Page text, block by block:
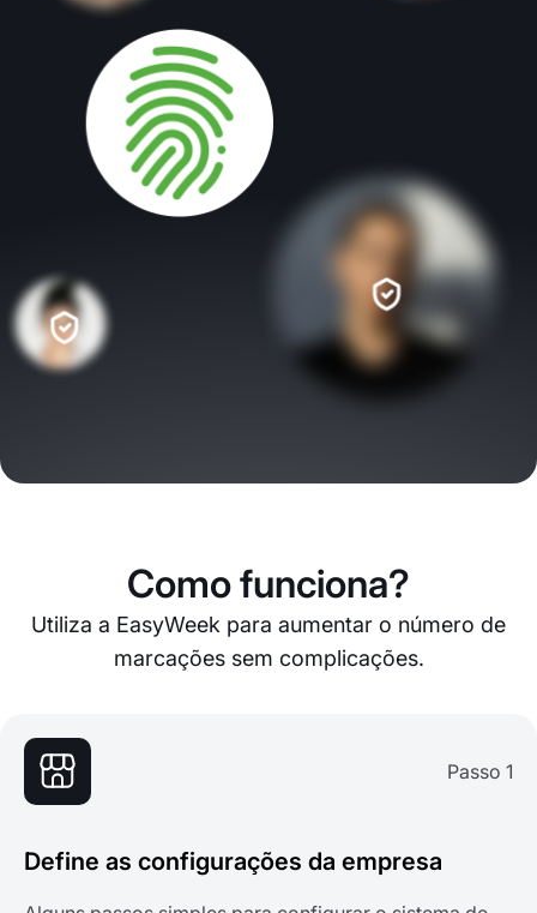
Como funciona?
Utiliza a EasyWeek para aumentar o número de
marcações sem complicações.
Passo 1
Define as configurações da empresa